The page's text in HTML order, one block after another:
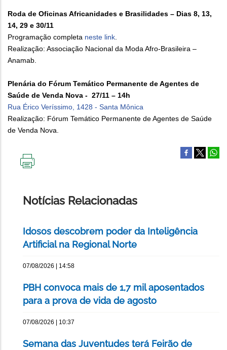
Roda de Oficinas Africanidades e Brasilidades – Dias 8, 13,
14, 29 e 30/11
Programação completa neste link.
Realização: Associação Nacional da Moda Afro-Brasileira –
Anamab.
Plenária do Fórum Temático Permanente de Agentes de
Saúde de Venda Nova - 27/11 – 14h
Rua Érico Veríssimo, 1428 - Santa Mônica
Realização: Fórum Temático Permanente de Agentes de Saúde
de Venda Nova.
Notícias Relacionadas
Idosos descobrem poder da Inteligência
Artificial na Regional Norte
07/08/2026 | 14:58
PBH convoca mais de 1,7 mil aposentados
para a prova de vida de agosto
07/08/2026 | 10:37
Semana das Juventudes terá Feirão de